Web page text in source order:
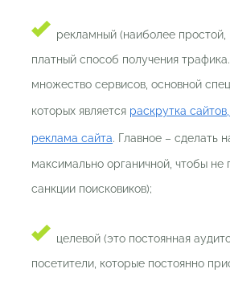
рекламный (наиболее простой,
платный способ получения
множество сервисов, основной
которых является раскрутка
реклама сайта. Главное – сделать
максимально органичной, чтобы не
санкции поисковиков);
целевой (это постоянная
посетители, которые постоянно